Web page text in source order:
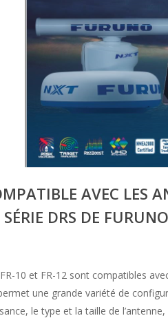
AVEC LES
SÉRIE DRS DE FURUNO
10 et FR-12 sont compatibles
une grande variété de
le type et la taille de